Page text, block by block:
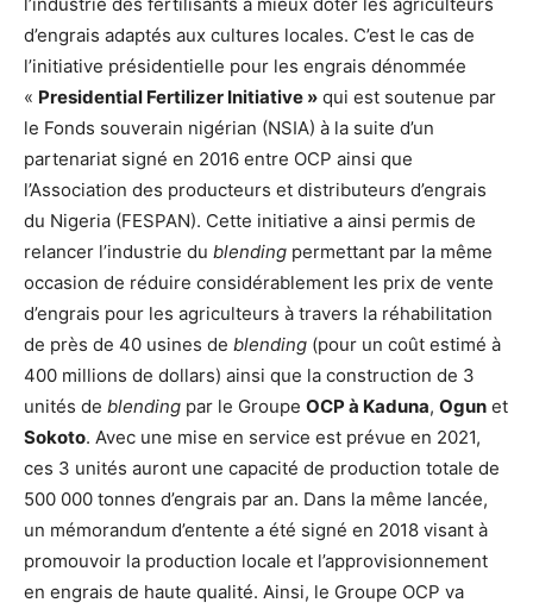
d’engrais adaptés aux cultures locales. C’est le cas de
l’initiative présidentielle pour les engrais dénommée
« Presidential Fertilizer Initiative » qui est soutenue par
le Fonds souverain nigérian (NSIA) à la suite d’un
partenariat signé en 2016 entre OCP ainsi que
l’Association des producteurs et distributeurs d’engrais
du Nigeria (FESPAN). Cette initiative a ainsi permis de
relancer l’industrie du blending permettant par la même
occasion de réduire considérablement les prix de vente
d’engrais pour les agriculteurs à travers la réhabilitation
de près de 40 usines de blending (pour un coût estimé à
400 millions de dollars) ainsi que la construction de 3
unités de blending par le Groupe OCP à Kaduna, Ogun et
Sokoto. Avec une mise en service est prévue en 2021,
ces 3 unités auront une capacité de production totale de
500 000 tonnes d’engrais par an. Dans la même lancée,
un mémorandum d’entente a été signé en 2018 visant à
promouvoir la production locale et l’approvisionnement
en engrais de haute qualité. Ainsi, le Groupe OCP va